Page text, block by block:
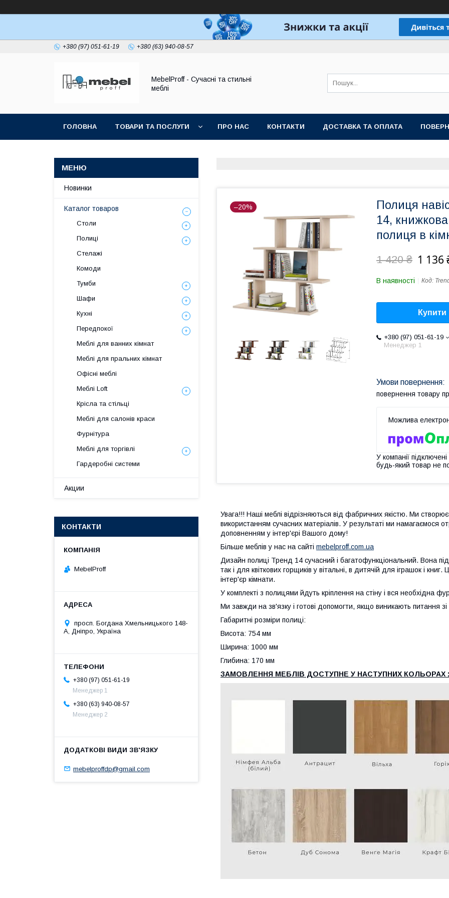
+380 (97) 051-61-19 +380 (63) 940-08-57
MebelProff - Сучасні та стильні
меблі
ГОЛОВНА ТОВАРИ ТА ПОСЛУГИ ПРО НАС КОНТАКТИ ДОСТАВКА ТА ОПЛАТА
–20%
Полиця
14,
полиця в
1 420 ₴ 1 136
В наявності Код:
Купити
+380 (97) 051-61-19
Менеджер 1
повернення товару
У компанії
будь-який товар не
Увага!!! Наші меблі відрізняються від фабричних якістю. Ми
використанням сучасних матеріалів. У результаті ми намагаємося
доповненням у інтер'єрі Вашого дому!
Більше меблів у нас на сайті mebelproff.com.ua
Дизайн полиці Тренд 14 сучасний і багатофункціональний. Вона
так і для квіткових горщиків у вітальні, в дитячій для іграшок і
інтер'єр кімнати.
У комплекті з полицями йдуть кріплення на стіну і вся необхідна
Ми завжди на зв'язку і готові допомогти, якщо виникають питання
Габаритні розміри полиці:
Висота: 754 мм
Ширина: 1000 мм
Глибина: 170 мм
ЗАМОВЛЕННЯ МЕБЛІВ ДОСТУПНЕ У НАСТУПНИХ КОЛЬОРАХ :
Новинки
Каталог товаров
Столи
Полиці
Стелажі
Комоди
Тумби
Шафи
Кухні
Передпокої
Меблі для ванних кімнат
Меблі для пральних кімнат
Офісні меблі
Меблі Loft
Крісла та стільці
Меблі для салонів краси
Фурнітура
Меблі для торгівлі
Гардеробні системи
Акции
КОНТАКТИ
MebelProff
просп. Богдана Хмельницького 148-
А, Дніпро, Україна
+380 (97) 051-61-19
Менеджер 1
+380 (63) 940-08-57
Менеджер 2
mebelproffdp@gmail.com